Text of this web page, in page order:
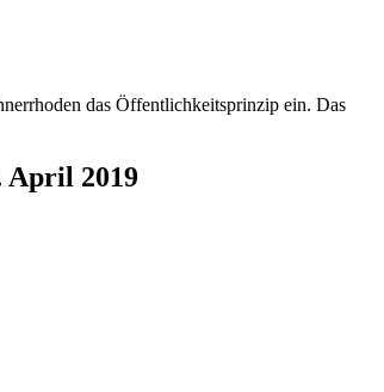
das Öffentlichkeitsprinzip ein. Das
April 2019